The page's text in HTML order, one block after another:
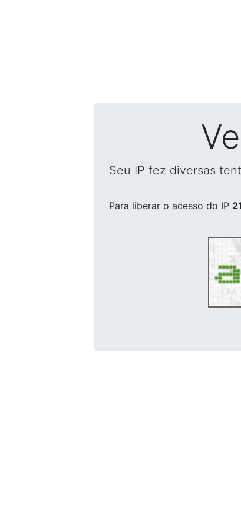
Seu IP fez diversas
Para liberar o acesso do IP